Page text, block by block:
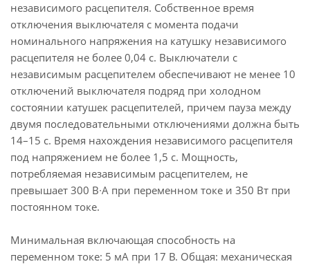
независимого расцепителя. Собственное время
отключения выключателя с момента подачи
номинального напряжения на катушку независимого
расцепителя не более 0,04 с. Выключатели с
независимым расцепителем обеспечивают не менее 10
отключений выключателя подряд при холодном
состоянии катушек расцепителей, причем пауза между
двумя последовательными отключениями должна быть
14–15 с. Время нахождения независимого расцепителя
под напряжением не более 1,5 с. Мощность,
потребляемая независимым расцепителем, не
превышает 300 В∙А при переменном токе и 350 Вт при
постоянном токе.
Минимальная включающая способность на
переменном токе: 5 мА при 17 В. Общая: механическая